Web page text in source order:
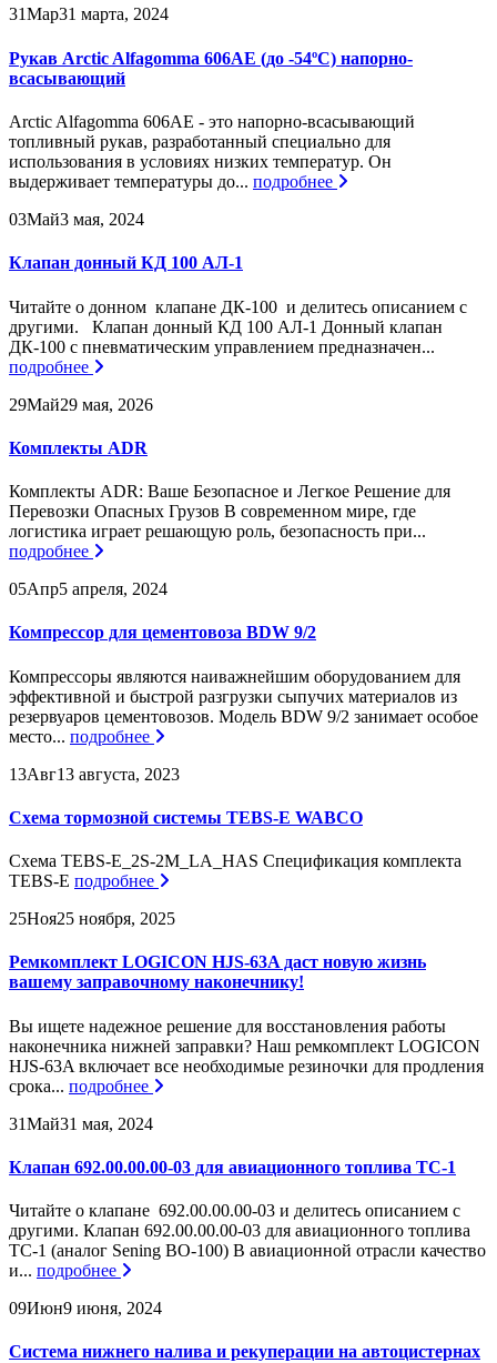
31Мар31 марта, 2024
Рукав Arctic Alfagomma 606AE (до -54ºС) напорно-
всасывающий
Arctic Alfagomma 606AE - это напорно-всасывающий
топливный рукав, разработанный специально для
использования в условиях низких температур. Он
выдерживает температуры до... подробнее
03Май3 мая, 2024
Клапан донный КД 100 АЛ-1
Читайте о донном клапане ДК-100 и делитесь описанием с
другими. Клапан донный КД 100 АЛ-1 Донный клапан
ДК-100 с пневматическим управлением предназначен...
подробнее
29Май29 мая, 2026
Комплекты ADR
Комплекты ADR: Ваше Безопасное и Легкое Решение для
Перевозки Опасных Грузов В современном мире, где
логистика играет решающую роль, безопасность при...
подробнее
05Апр5 апреля, 2024
Компрессор для цементовоза BDW 9/2
Компрессоры являются наиважнейшим оборудованием для
эффективной и быстрой разгрузки сыпучих материалов из
резервуаров цементовозов. Модель BDW 9/2 занимает особое
место... подробнее
13Авг13 августа, 2023
Схема тормозной системы TEBS-E WABCO
Схема TEBS-E_2S-2M_LA_HAS Спецификация комплекта
TEBS-E подробнее
25Ноя25 ноября, 2025
Ремкомплект LOGICON HJS-63A даст новую жизнь
вашему заправочному наконечнику!
Вы ищете надежное решение для восстановления работы
наконечника нижней заправки? Наш ремкомплект LOGICON
HJS-63A включает все необходимые резиночки для продления
срока... подробнее
31Май31 мая, 2024
Клапан 692.00.00.00-03 для авиационного топлива ТС-1
Читайте о клапане 692.00.00.00-03 и делитесь описанием с
другими. Клапан 692.00.00.00-03 для авиационного топлива
ТС-1 (аналог Sening BO-100) В авиационной отрасли качество
и... подробнее
09Июн9 июня, 2024
Система нижнего налива и рекуперации на автоцистернах